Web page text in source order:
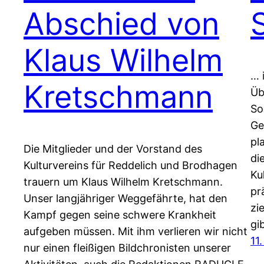
Abschied von
Klaus Wilhelm
Kretschmann
Die Mitglieder und der Vorstand des
Kulturvereins für Reddelich und Brodhagen
trauern um Klaus Wilhelm Kretschmann.
Unser langjähriger Weggefährte, hat den
Kampf gegen seine schwere Krankheit
aufgeben müssen. Mit ihm verlieren wir nicht
nur einen fleißigen Bildchronisten unserer
…